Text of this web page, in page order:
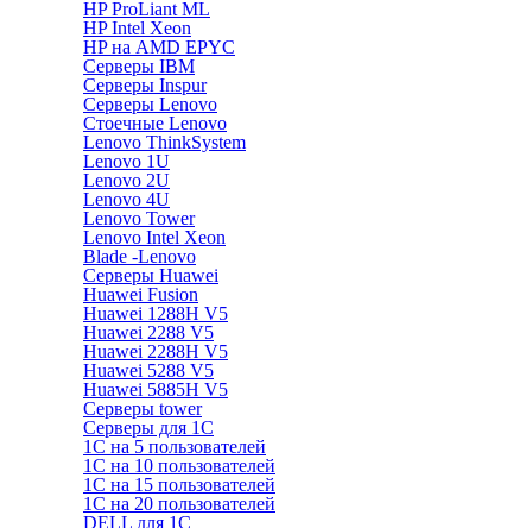
HP ProLiant ML
HP Intel Xeon
HP на AMD EPYC
Серверы IBM
Серверы Inspur
Серверы Lenovo
Стоечные Lenovo
Lenovo ThinkSystem
Lenovo 1U
Lenovo 2U
Lenovo 4U
Lenovo Tower
Lenovo Intel Xeon
Blade -Lenovo
Серверы Huawei
Huawei Fusion
Huawei 1288H V5
Huawei 2288 V5
Huawei 2288H V5
Huawei 5288 V5
Huawei 5885H V5
Серверы tower
Серверы для 1C
1С на 5 пользователей
1С на 10 пользователей
1С на 15 пользователей
1С на 20 пользователей
DELL для 1С